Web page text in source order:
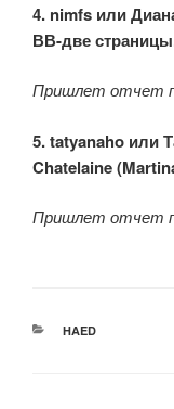
4. nimfs или
ВВ-две
Пришлет отчет
5. tatyanaho или
Chatelaine
Пришлет отчет
РУБРИКИ
HAED